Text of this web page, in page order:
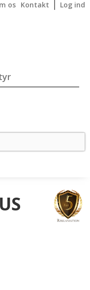
os Kontakt Log ind